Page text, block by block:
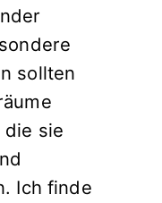
sollten
die sie
Ich finde